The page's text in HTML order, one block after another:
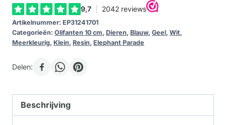
Artikelnummer: EP31241701
Categorieën: Olifanten 10 cm, Dieren, Blauw, Geel, Wit,
Meerkleurig, Klein, Resin, Elephant Parade
Delen:
Beschrijving